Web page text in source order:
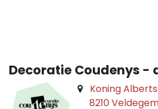
Decoratie Coudenys -
Koning
8210